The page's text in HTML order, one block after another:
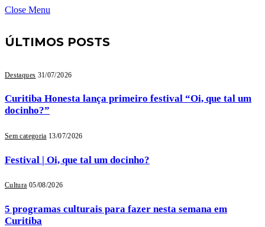
Close Menu
ÚLTIMOS POSTS
Destaques 31/07/2026
Curitiba Honesta lança primeiro festival “Oi, que tal um
docinho?”
Sem categoria 13/07/2026
Festival | Oi, que tal um docinho?
Cultura 05/08/2026
5 programas culturais para fazer nesta semana em
Curitiba